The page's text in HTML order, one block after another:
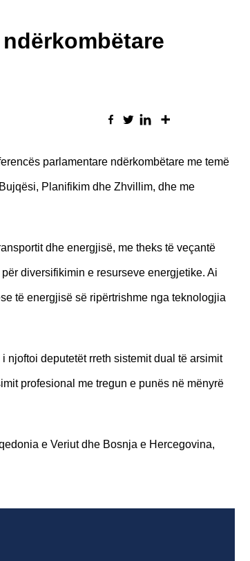
parlamentare ndërkombëtare me temë
Planifikim dhe Zhvillim, dhe me
dhe energjisë, me theks të veçantë
diversifikimin e resurseve energjetike. Ai
të energjisë së ripërtrishme nga teknologjia
njoftoi deputetët rreth sistemit dual të arsimit
profesional me tregun e punës në mënyrë
e Veriut dhe Bosnja e Hercegovina,